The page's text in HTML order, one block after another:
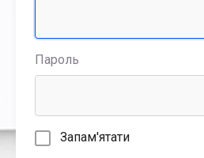
Пароль
Запам'ятати